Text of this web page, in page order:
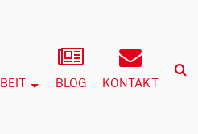
BLOG KONTAKT